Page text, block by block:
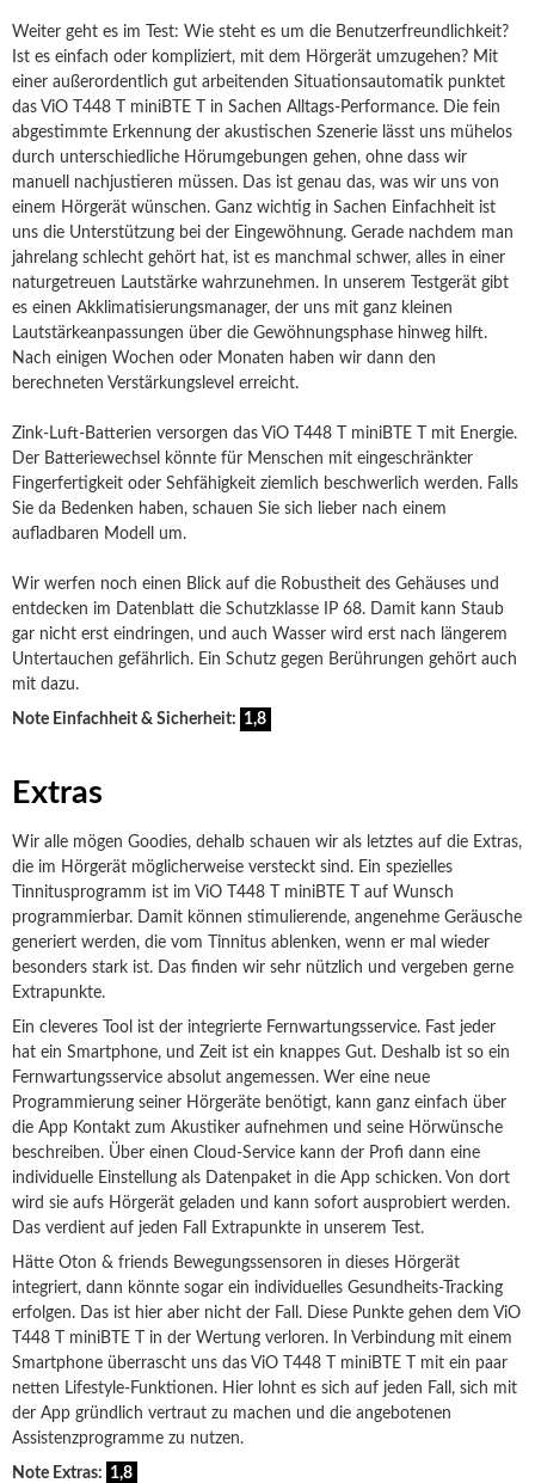
Weiter geht es im Test: Wie steht es um die Benutzerfreundlichkeit?
Ist es einfach oder kompliziert, mit dem Hörgerät umzugehen? Mit
einer außerordentlich gut arbeitenden Situationsautomatik punktet
das ViO T448 T miniBTE T in Sachen Alltags-Performance. Die fein
abgestimmte Erkennung der akustischen Szenerie lässt uns mühelos
durch unterschiedliche Hörumgebungen gehen, ohne dass wir
manuell nachjustieren müssen. Das ist genau das, was wir uns von
einem Hörgerät wünschen. Ganz wichtig in Sachen Einfachheit ist
uns die Unterstützung bei der Eingewöhnung. Gerade nachdem man
jahrelang schlecht gehört hat, ist es manchmal schwer, alles in einer
naturgetreuen Lautstärke wahrzunehmen. In unserem Testgerät gibt
es einen Akklimatisierungsmanager, der uns mit ganz kleinen
Lautstärkeanpassungen über die Gewöhnungsphase hinweg hilft.
Nach einigen Wochen oder Monaten haben wir dann den
berechneten Verstärkungslevel erreicht.
Zink-Luft-Batterien versorgen das ViO T448 T miniBTE T mit Energie.
Der Batteriewechsel könnte für Menschen mit eingeschränkter
Fingerfertigkeit oder Sehfähigkeit ziemlich beschwerlich werden. Falls
Sie da Bedenken haben, schauen Sie sich lieber nach einem
aufladbaren Modell um.
Wir werfen noch einen Blick auf die Robustheit des Gehäuses und
entdecken im Datenblatt die Schutzklasse IP 68. Damit kann Staub
gar nicht erst eindringen, und auch Wasser wird erst nach längerem
Untertauchen gefährlich. Ein Schutz gegen Berührungen gehört auch
mit dazu.
Note Einfachheit & Sicherheit: 1,8
Extras
Wir alle mögen Goodies, dehalb schauen wir als letztes auf die Extras,
die im Hörgerät möglicherweise versteckt sind. Ein spezielles
Tinnitusprogramm ist im ViO T448 T miniBTE T auf Wunsch
programmierbar. Damit können stimulierende, angenehme Geräusche
generiert werden, die vom Tinnitus ablenken, wenn er mal wieder
besonders stark ist. Das finden wir sehr nützlich und vergeben gerne
Extrapunkte.
Ein cleveres Tool ist der integrierte Fernwartungsservice. Fast jeder
hat ein Smartphone, und Zeit ist ein knappes Gut. Deshalb ist so ein
Fernwartungsservice absolut angemessen. Wer eine neue
Programmierung seiner Hörgeräte benötigt, kann ganz einfach über
die App Kontakt zum Akustiker aufnehmen und seine Hörwünsche
beschreiben. Über einen Cloud-Service kann der Profi dann eine
individuelle Einstellung als Datenpaket in die App schicken. Von dort
wird sie aufs Hörgerät geladen und kann sofort ausprobiert werden.
Das verdient auf jeden Fall Extrapunkte in unserem Test.
Hätte Oton & friends Bewegungssensoren in dieses Hörgerät
integriert, dann könnte sogar ein individuelles Gesundheits-Tracking
erfolgen. Das ist hier aber nicht der Fall. Diese Punkte gehen dem ViO
T448 T miniBTE T in der Wertung verloren. In Verbindung mit einem
Smartphone überrascht uns das ViO T448 T miniBTE T mit ein paar
netten Lifestyle-Funktionen. Hier lohnt es sich auf jeden Fall, sich mit
der App gründlich vertraut zu machen und die angebotenen
Assistenzprogramme zu nutzen.
Note Extras: 1,8